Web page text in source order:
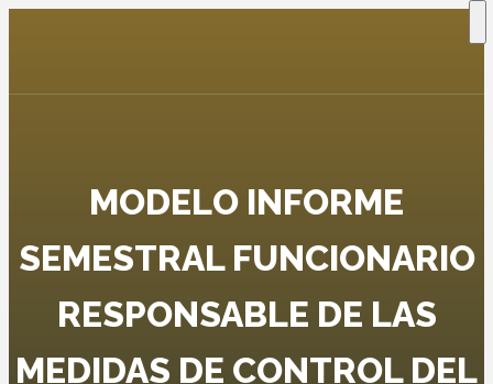
MODELO INFORME
SEMESTRAL FUNCIONARIO
RESPONSABLE DE LAS
MEDIDAS DE CONTROL DEL